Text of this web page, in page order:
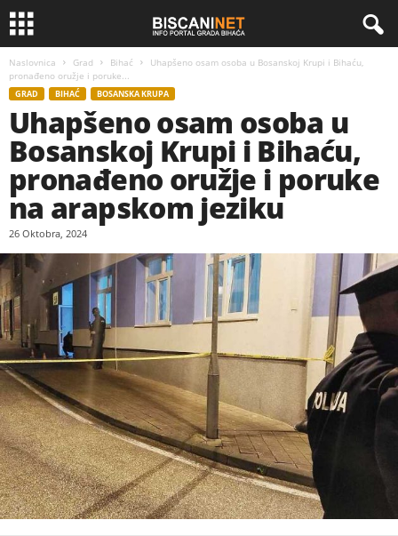
Naslovnica Grad Bihać
Uhapšeno osam osoba u Bosanskoj Krupi i Bihaću,
pronađeno oružje i poruke...
GRAD BIHAĆ BOSANSKA KRUPA
Uhapšeno osam osoba u
Bosanskoj Krupi i Bihaću,
pronađeno oružje i poruke
na arapskom jeziku
26 Oktobra, 2024